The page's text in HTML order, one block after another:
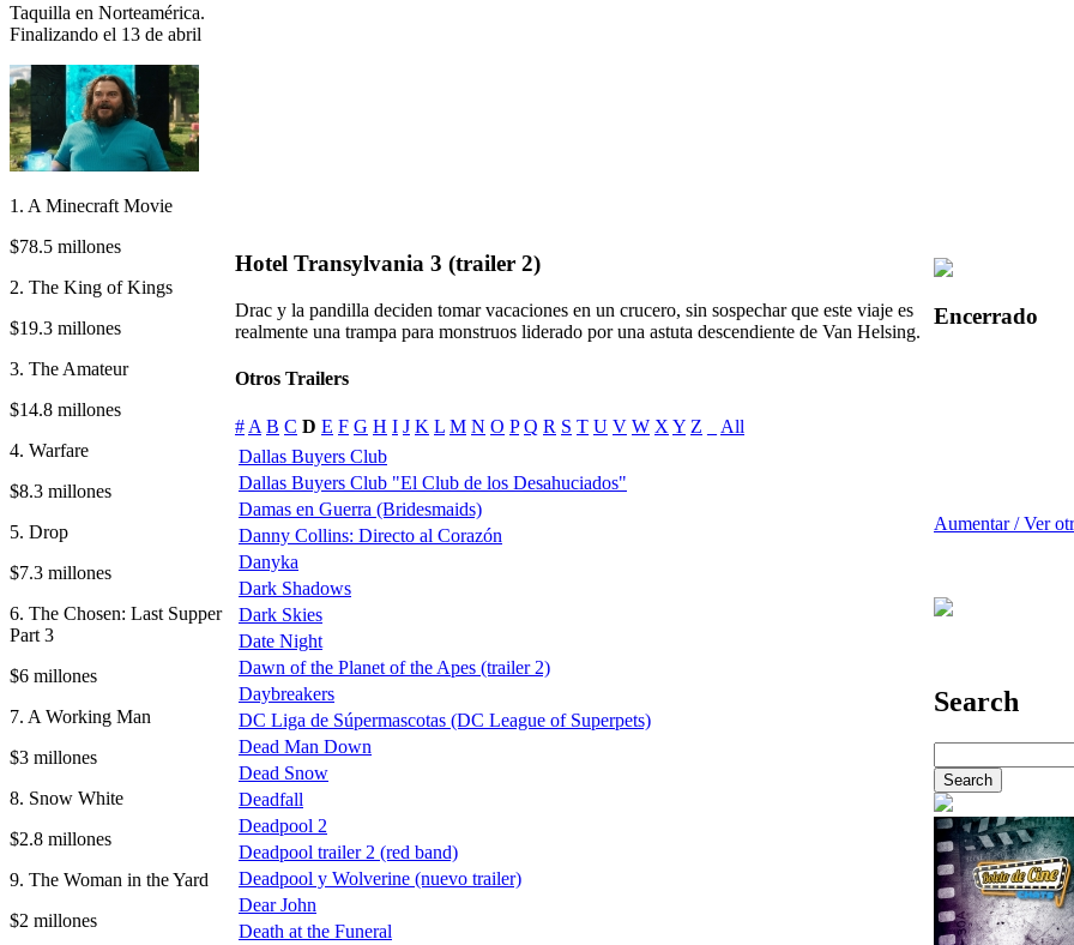
Taquilla en Norteamérica.
Finalizando el 13 de abril
1. A Minecraft Movie
$78.5 millones
2. The King of Kings
$19.3 millones
3. The Amateur
$14.8 millones
4. Warfare
$8.3 millones
5. Drop
$7.3 millones
6. The Chosen: Last Supper
Part 3
$6 millones
7. A Working Man
$3 millones
8. Snow White
$2.8 millones
9. The Woman in the Yard
$2 millones
Hotel Transylvania 3 (trailer 2)
Drac y la pandilla deciden tomar vacaciones en un crucero, sin sospechar que este viaje es
realmente una trampa para monstruos liderado por una astuta descendiente de Van Helsing.
Otros Trailers
# A B C D E F G H I J K L M N O P Q R S T U V W X Y Z
All
Dallas Buyers Club
Dallas Buyers Club "El Club de los Desahuciados"
Damas en Guerra (Bridesmaids)
Danny Collins: Directo al Corazón
Danyka
Dark Shadows
Dark Skies
Date Night
Dawn of the Planet of the Apes (trailer 2)
Daybreakers
DC Liga de Súpermascotas (DC League of Superpets)
Dead Man Down
Dead Snow
Deadfall
Deadpool 2
Deadpool trailer 2 (red band)
Deadpool y Wolverine (nuevo trailer)
Dear John
Death at the Funeral
Encerrado
Aumentar / Ver
Search